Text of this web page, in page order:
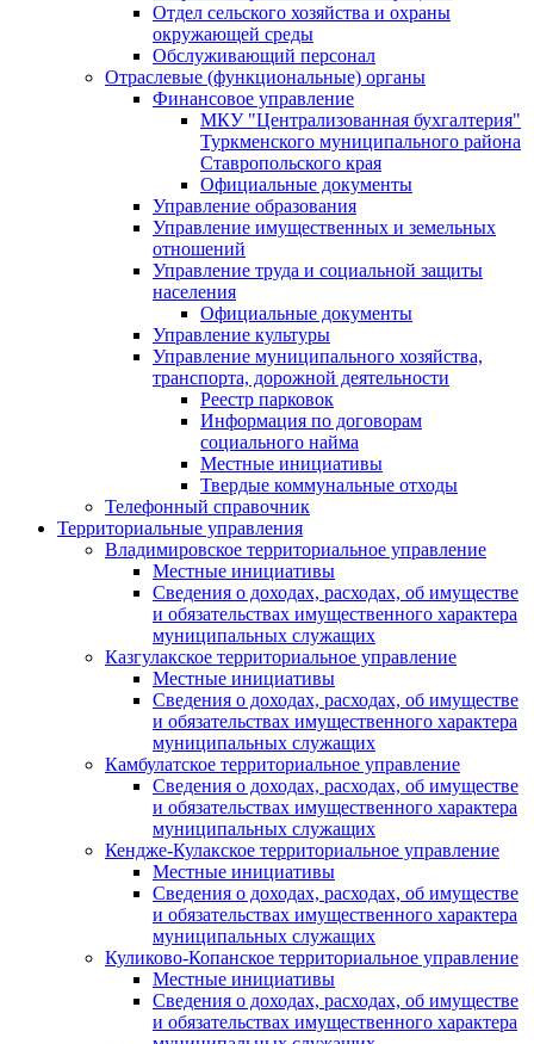
Отдел сельского хозяйства и охраны
окружающей среды
Обслуживающий персонал
Отраслевые (функциональные) органы
Финансовое управление
МКУ "Централизованная бухгалтерия"
Туркменского муниципального района
Ставропольского края
Официальные документы
Управление образования
Управление имущественных и земельных
отношений
Управление труда и социальной защиты
населения
Официальные документы
Управление культуры
Управление муниципального хозяйства,
транспорта, дорожной деятельности
Реестр парковок
Информация по договорам
социального найма
Местные инициативы
Твердые коммунальные отходы
Телефонный справочник
Территориальные управления
Владимировское территориальное управление
Местные инициативы
Сведения о доходах, расходах, об имуществе
и обязательствах имущественного характера
муниципальных служащих
Казгулакское территориальное управление
Местные инициативы
Сведения о доходах, расходах, об имуществе
и обязательствах имущественного характера
муниципальных служащих
Камбулатское территориальное управление
Сведения о доходах, расходах, об имуществе
и обязательствах имущественного характера
муниципальных служащих
Кендже-Кулакское территориальное управление
Местные инициативы
Сведения о доходах, расходах, об имуществе
и обязательствах имущественного характера
муниципальных служащих
Куликово-Копанское территориальное управление
Местные инициативы
Сведения о доходах, расходах, об имуществе
и обязательствах имущественного характера